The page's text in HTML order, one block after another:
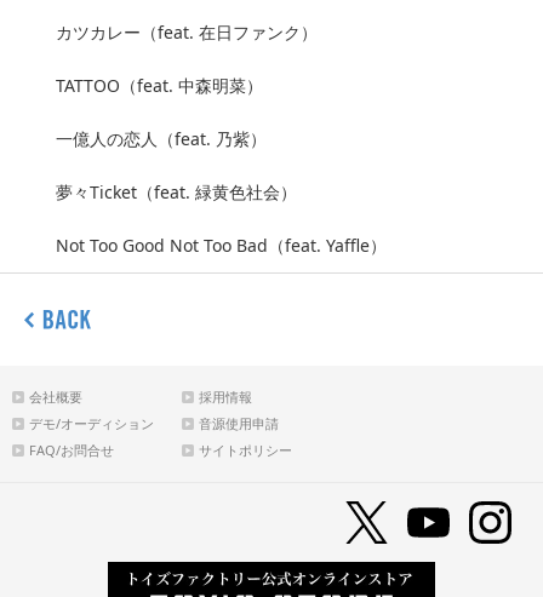
カツカレー（feat. 在日ファンク）
TATTOO（feat. 中森明菜）
一億人の恋人（feat. 乃紫）
夢々Ticket（feat. 緑黄色社会）
Not Too Good Not Too Bad（feat. Yaffle）
会社概要
採用情報
デモ/オーディション
音源使用申請
FAQ/お問合せ
サイトポリシー